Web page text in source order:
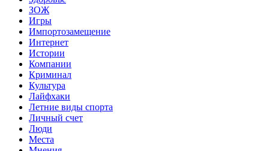
ЗОЖ
Игры
Импортозамещение
Интернет
Истории
Компании
Криминал
Культура
Лайфхаки
Летние виды спорта
Личный счет
Люди
Места